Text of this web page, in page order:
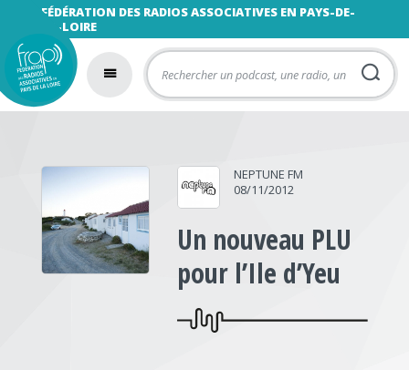
FÉDÉRATION DES RADIOS ASSOCIATIVES EN PAYS-DE-
LA-LOIRE
NEPTUNE FM
08/11/2012
Un nouveau PLU
pour l’Ile d’Yeu